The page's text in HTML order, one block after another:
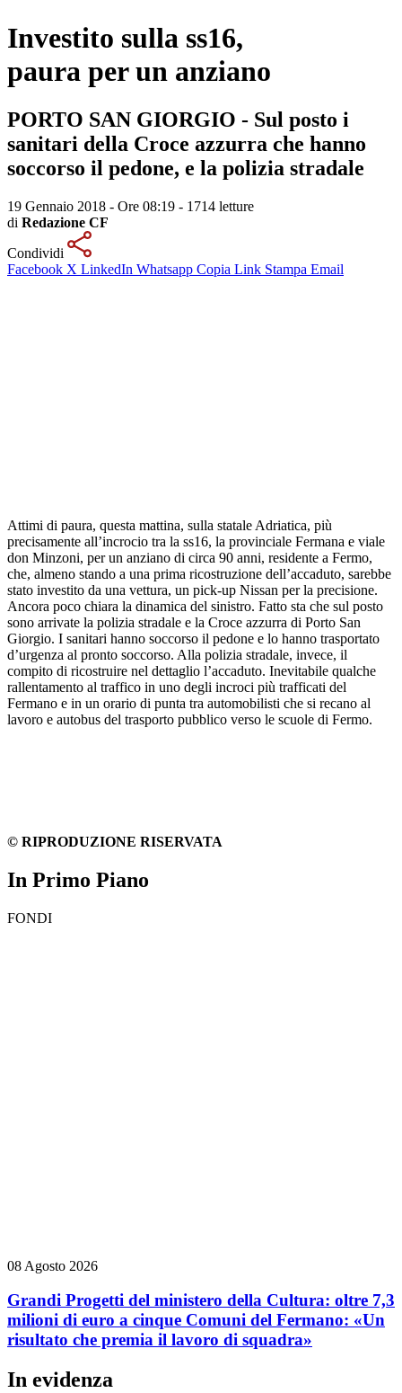
Investito sulla ss16,
paura per un anziano
PORTO SAN GIORGIO - Sul posto i
sanitari della Croce azzurra che hanno
soccorso il pedone, e la polizia stradale
19 Gennaio 2018 - Ore 08:19 - 1714 letture
di Redazione CF
Condividi
Facebook X LinkedIn Whatsapp Copia Link Stampa Email
Attimi di paura, questa mattina, sulla statale Adriatica, più
precisamente all’incrocio tra la ss16, la provinciale Fermana e viale
don Minzoni, per un anziano di circa 90 anni, residente a Fermo,
che, almeno stando a una prima ricostruzione dell’accaduto, sarebbe
stato investito da una vettura, un pick-up Nissan per la precisione.
Ancora poco chiara la dinamica del sinistro. Fatto sta che sul posto
sono arrivate la polizia stradale e la Croce azzurra di Porto San
Giorgio. I sanitari hanno soccorso il pedone e lo hanno trasportato
d’urgenza al pronto soccorso. Alla polizia stradale, invece, il
compito di ricostruire nel dettaglio l’accaduto. Inevitabile qualche
rallentamento al traffico in uno degli incroci più trafficati del
Fermano e in un orario di punta tra automobilisti che si recano al
lavoro e autobus del trasporto pubblico verso le scuole di Fermo.
© RIPRODUZIONE RISERVATA
In Primo Piano
FONDI
08 Agosto 2026
Grandi Progetti del ministero della Cultura: oltre 7,3
milioni di euro a cinque Comuni del Fermano: «Un
risultato che premia il lavoro di squadra»
In evidenza